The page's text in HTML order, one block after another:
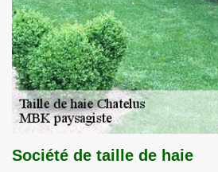
Société de taille de haie